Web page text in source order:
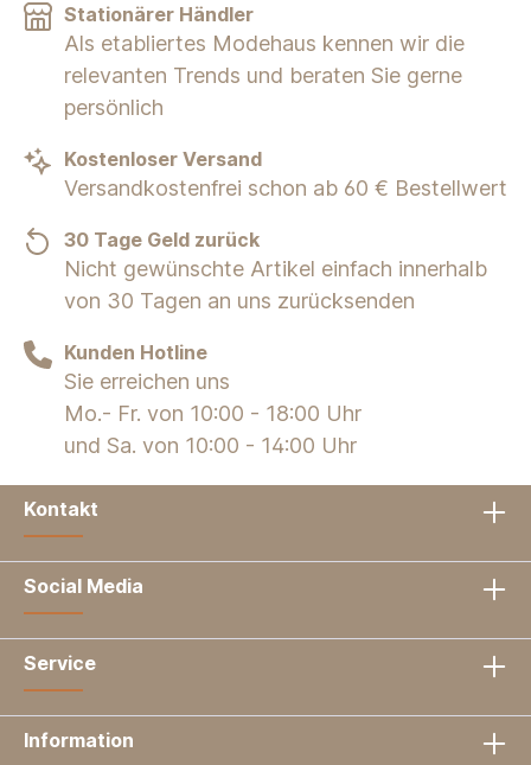
Stationärer Händler
Als etabliertes Modehaus kennen wir die
relevanten Trends und beraten Sie gerne
persönlich
Kostenloser Versand
Versandkostenfrei schon ab 60 € Bestellwert
30 Tage Geld zurück
Nicht gewünschte Artikel einfach innerhalb
von 30 Tagen an uns zurücksenden
Kunden Hotline
Sie erreichen uns
Mo.- Fr. von 10:00 - 18:00 Uhr
und Sa. von 10:00 - 14:00 Uhr
Kontakt
Social Media
Service
Information